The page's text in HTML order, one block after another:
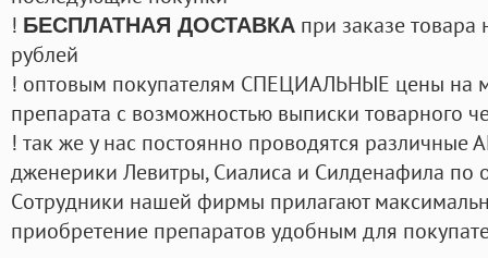
! БЕСПЛАТНАЯ ДОСТАВКА при заказе
рублей
! оптовым покупателям СПЕЦИАЛЬНЫЕ цены на
препарата с возможностью выписки товарного
! так же у нас постоянно проводятся
дженерики Левитры, Сиалиса и Силденафила по
Cотрудники нашей фирмы прилагают
приобретение препаратов удобным для